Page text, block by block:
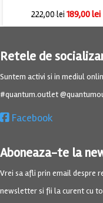
222,00lei189,00lei
Retele de
Suntem activi si in mediul
#quantum.outlet
Facebook
Aboneaza-te la
Vrei sa afli prin email despre
newsletter si fii la curent cu